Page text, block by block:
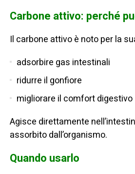
Carbone attivo: perché
Il carbone attivo è noto per la
adsorbire gas intestinali
ridurre il gonfiore
migliorare il comfort digestivo
Agisce direttamente
assorbito dall’organismo.
Quando usarlo